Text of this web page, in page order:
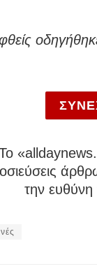
την